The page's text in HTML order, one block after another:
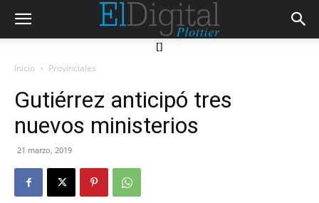
[]
Inicio Provinciales
Gutiérrez anticipó tres
nuevos ministerios
21 marzo, 2019